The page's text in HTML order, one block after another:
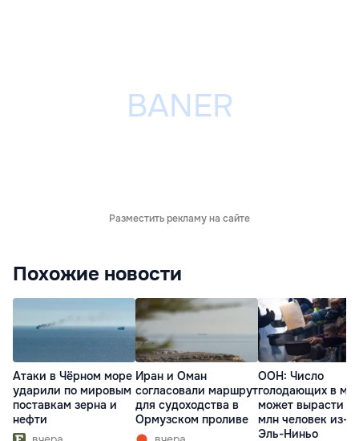
Разместить рекламу на сайте
Похожие новости
Атаки в Чёрном море
ударили по мировым
поставкам зерна и
нефти
Иран и Оман
согласовали маршрут
для судоходства в
Ормузском проливе
ООН: Число
голодающих в
может вырасти
млн человек из-за
Эль-Ниньо